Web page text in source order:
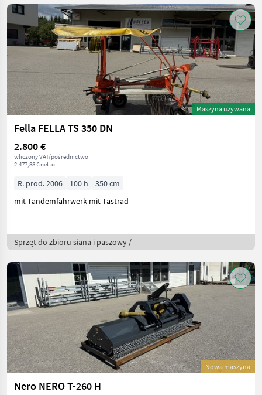
Maszyna używana
Fella FELLA TS 350 DN
2.800 €
wliczony VAT/pośrednictwo
2.477,88 € netto
R. prod. 2006 100 h
350 cm
mit Tandemfahrwerk mit Tastrad
Sprzęt do zbioru siana i paszowy /
Nowa maszyna
Nero NERO T-260 H